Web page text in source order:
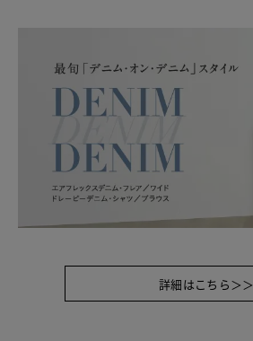
詳細はこちら＞＞